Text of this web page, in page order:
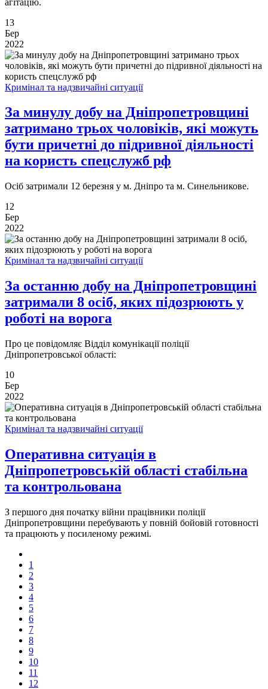
13
Бер
2022
Кримінал та надзвичайні ситуації
За минулу добу на Дніпропетровщині
затримано трьох чоловіків, які можуть
бути причетні до підривної діяльності
на користь спецслужб рф
Осіб затримали 12 березня у м. Дніпро та м. Синельникове.
12
Бер
2022
Кримінал та надзвичайні ситуації
За останню добу на Дніпропетровщині
затримали 8 осіб, яких підозрюють у
роботі на ворога
​​​​​​​Про це повідомляє Відділ комунікації поліції
Дніпропетровської області:
10
Бер
2022
Кримінал та надзвичайні ситуації
Оперативна ситуація в
Дніпропетровській області стабільна
та контрольована
З першого дня початку війни працівники поліції
Дніпропетровщини перебувають у повній бойовій готовності
та працюють у посиленому режимі.
1
2
3
4
5
6
7
8
9
10
11
12